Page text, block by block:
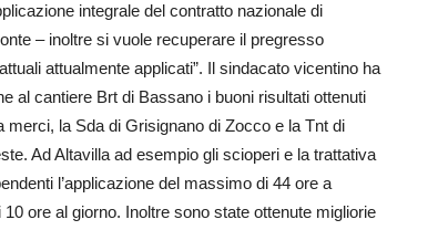
integrale del contratto nazionale di
– inoltre si vuole recuperare il pregresso
attualmente applicati”. Il sindacato vicentino ha
al cantiere Brt di Bassano i buoni risultati ottenuti
la Sda di Grisignano di Zocco e la Tnt di
Ad Altavilla ad esempio gli scioperi e la trattativa
l’applicazione del massimo di 44 ore a
ore al giorno. Inoltre sono state ottenute migliorie